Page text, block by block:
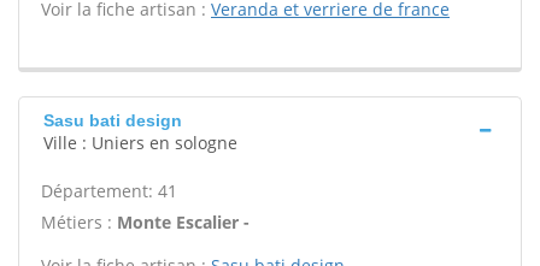
Voir la fiche artisan : Veranda et verriere de france
Sasu bati design
Ville : Uniers en sologne
Département: 41
Métiers : Monte Escalier -